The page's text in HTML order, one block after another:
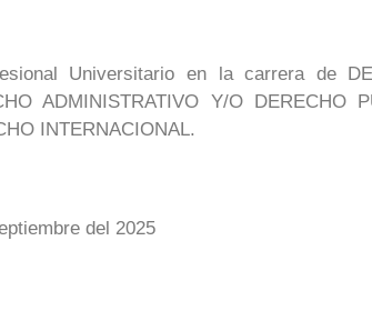
Universitario en la carrera de
ADMINISTRATIVO Y/O DERECHO
INTERNACIONAL.
del 2025